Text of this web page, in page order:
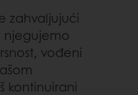
zahvaljujući
njegujemo
vođeni
kontinuirani